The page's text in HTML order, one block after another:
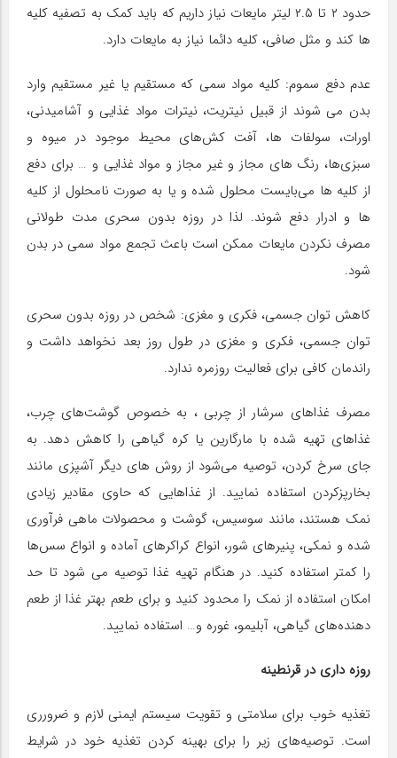
حدود ۲ تا ۲.۵ لیتر مایعات نیاز داریم که باید کمک به تصفیه کلیه
ها کند و مثل صافی، کلیه دائما نیاز به مایعات دارد.
عدم دفع سموم: کلیه مواد سمی که مستقیم یا غیر مستقیم وارد
بدن می شوند از قبیل نیتریت، نیترات مواد غذایی و آشامیدنی،
اورات، سولفات ها، آفت کش‌های محیط موجود در میوه و
سبزی‌ها، رنگ های مجاز و غیر مجاز و مواد غذایی و … برای دفع
از کلیه ها می‌بایست محلول شده و یا به صورت نامحلول از کلیه
ها و ادرار دفع شوند. لذا در روزه بدون سحری مدت طولانی
مصرف نکردن مایعات ممکن است باعث تجمع مواد سمی در بدن
شود.
کاهش توان جسمی، فکری و مغزی: شخص در روزه بدون سحری
توان جسمی، فکری و مغزی در طول روز بعد نخواهد داشت و
راندمان کافی برای فعالیت روزمره ندارد.
مصرف غذاهای سرشار از چربی ، به خصوص گوشت‌های چرب،
غذاهای تهیه شده با مارگارین یا کره گیاهی را کاهش دهد. به
جای سرخ کردن، توصیه می‌شود از روش های دیگر آشپزی مانند
بخارپزکردن استفاده نمایید. از غذاهایی که حاوی مقادیر زیادی
نمک هستند، مانند سوسیس، گوشت و محصولات ماهی فرآوری
شده و نمکی، پنیرهای شور، انواع کراکرهای آماده و انواع سس‌ها
را کمتر استفاده کنید. در هنگام تهیه غذا توصیه می شود تا حد
امکان استفاده از نمک را محدود کنید و برای طعم بهتر غذا از طعم
دهنده‌های گیاهی، آبلیمو، غوره و… استفاده نمایید.
روزه داری در قرنطینه
تغذیه خوب برای سلامتی و تقویت سیستم ایمنی لازم و ضرورری
است. توصیه‌های زیر را برای بهینه کردن تغذیه خود در شرایط